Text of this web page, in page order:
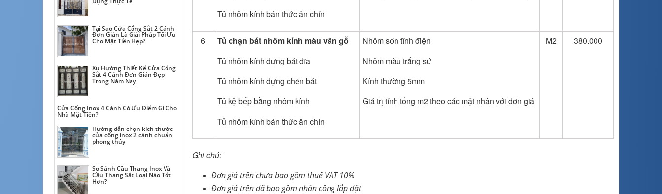
Tủ nhôm kính bán thức ăn chín
6
Tủ chạn bát nhôm kính màu vân gỗ
Tủ nhôm kính đựng bát đĩa
Tủ nhôm kính đựng chén bát
Tủ kệ bếp bằng nhôm kính
Tủ nhôm kính bán thức ăn chín
Nhôm sơn tĩnh điện
Nhôm màu trắng sứ
Kính thường 5mm
Giá trị tính tổng m2 theo các mặt nhân với đơn giá
M2 380.000
Ghi chú:
Đơn giá trên chưa bao gồm thuế VAT 10%
Đơn giá trên đã bao gồm nhân công lắp đặt
Tại Sao Cửa Cổng Sắt 2 Cánh
Đơn Giản Là Giải Pháp Tối Ưu
Cho Mặt Tiền Hẹp?
Xu Hướng Thiết Kế Cửa Cổng
Sắt 4 Cánh Đơn Giản Đẹp
Trong Năm Nay
Cửa Cổng Inox 4 Cánh Có Ưu Điểm Gì Cho
Nhà Mặt Tiền?
Hướng dẫn chọn kích thước
cửa cổng inox 2 cánh chuẩn
phong thủy
So Sánh Cầu Thang Inox Và
Cầu Thang Sắt Loại Nào Tốt
Hơn?